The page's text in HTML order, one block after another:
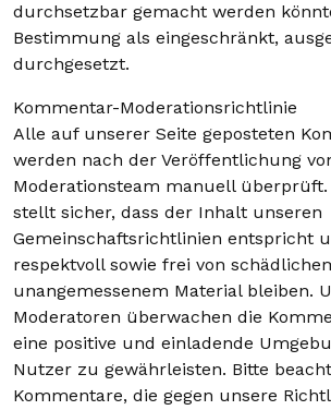
durchsetzbar gemacht werden
Bestimmung als eingeschränkt,
durchgesetzt.
Kommentar-Moderationsrichtlinie
Alle auf unserer Seite geposteten
werden nach der Veröffentlichung
Moderationsteam manuell überprüft.
stellt sicher, dass der Inhalt unseren
Gemeinschaftsrichtlinien entspricht
respektvoll sowie frei von
unangemessenem Material bleiben.
Moderatoren überwachen die
eine positive und einladende
Nutzer zu gewährleisten. Bitte
Kommentare, die gegen unsere